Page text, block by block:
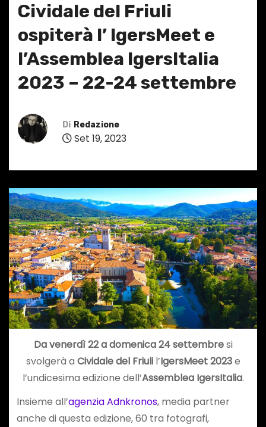
Cividale del Friuli
ospiterà l’ IgersMeet e
l’Assemblea IgersItalia
2023 – 22-24 settembre
Di Redazione
Set 19, 2023
Da venerdì 22 a domenica 24 settembresi
svolgerà a Cividale del Friuli l’IgersMeet 2023e
l’undicesima edizione dell’Assemblea IgersItalia.
Insieme all’agenzia Adnkronos, media partner
anche di questa edizione, 60 tra fotografi,